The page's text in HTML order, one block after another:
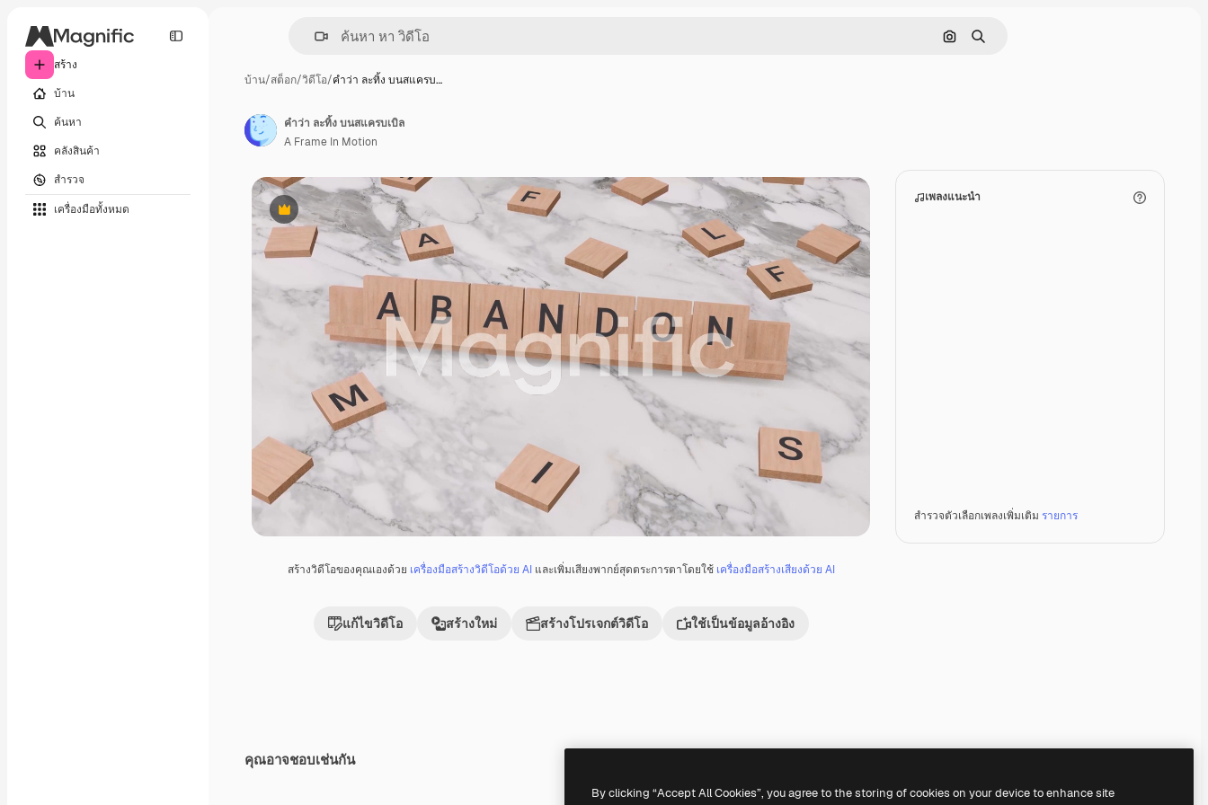
สร้าง
บ้าน
ค้นหา
คลังสินค้า
สำรวจ
เครื่องมือทั้งหมด
ค้นหาตามรูปภาพ
ค้นหา
บ้าน/สต็อก/วิดีโอ/คำว่า ละทิ้ง บนสแครบ…
พรีเมี่ยม
สร้างวิดีโอของคุณเองด้วย เครื่องมือสร้างวิดีโอด้วย AIและเพิ่มเสียงพากย์สุดตระการตาโดยใช้ เครื่องมือสร้างเสียงด้วย AI
แก้ไขวิดีโอ สร้างใหม่ สร้างโปรเจกต์วิดีโอ ใช้เป็นข้อมูลอ้างอิง
เพลงแนะนำ
สำรวจตัวเลือกเพลงเพิ่มเติม รายการ
คำว่า ละทิ้ง บนสแครบเบิล
A Frame In Motion
คุณอาจชอบเช่นกัน
By clicking “Accept All Cookies”, you agree to the storing of cookies on your device to enhance site